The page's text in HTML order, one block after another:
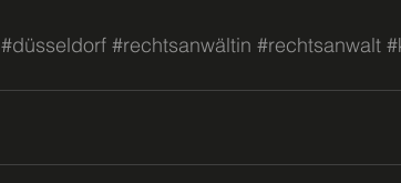
#düsseldorf #rechtsanwältin #rechtsanwalt